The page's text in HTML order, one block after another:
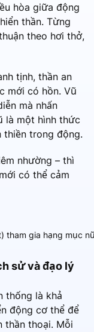
hòa giữa động
thần. Từng
theo hơi thở,
tịnh, thần an
mới có hồn. Vũ
mà nhấn
là một hình thức
thiền trong động.
nhường – thì
có thể cảm
tham gia hạng mục
sử và đạo lý
thống là khả
động cơ thể để
thần thoại. Mỗi